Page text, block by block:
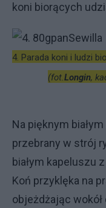
koni biorących
4. Parada koni i ludzi
(fot.Longin,
Na pięknym
przebrany w strój
białym kapeluszu
Koń przyklęka na
objeżdżając wokół